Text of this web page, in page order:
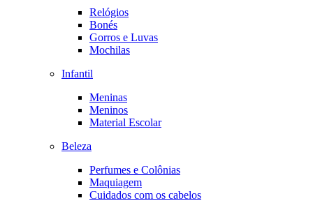
Relógios
Bonés
Gorros e Luvas
Mochilas
Infantil
Meninas
Meninos
Material Escolar
Beleza
Perfumes e Colônias
Maquiagem
Cuidados com os cabelos